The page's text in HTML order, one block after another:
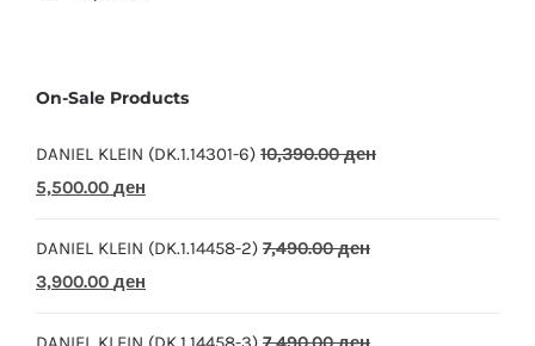
On-Sale Products
DANIEL KLEIN (DK.1.14301-6) 10,390.00ден
Original
was:
10,390.00 ден.
5,500.00 ден
is:
5,500.00 ден.
DANIEL KLEIN (DK.1.14458-2) 7,490.00ден
Original
3,900.00 ден